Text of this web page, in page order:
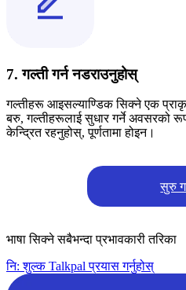
7. गल्ती गर्न नडराउनुहोस्
गल्तीहरू आइसल्याण्डिक सिक्ने एक
बरु, गल्तीहरूलाई सुधार गर्ने अवसरको
केन्द्रित रहनुहोस्, पूर्णतामा होइन।
सुरु
भाषा सिक्ने सबैभन्दा प्रभावकारी तरिका
नि: शुल्क Talkpal प्रयास गर्नुहोस्